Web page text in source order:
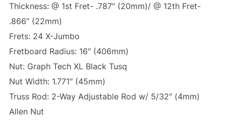
Thickness: @ 1st Fret- .787″ (20mm)/ @ 12th Fret-
.866″ (22mm)
Frets: 24 X-Jumbo
Fretboard Radius: 16″ (406mm)
Nut: Graph Tech XL Black Tusq
Nut Width: 1.771″ (45mm)
Truss Rod: 2-Way Adjustable Rod w/ 5/32″ (4mm)
Allen Nut